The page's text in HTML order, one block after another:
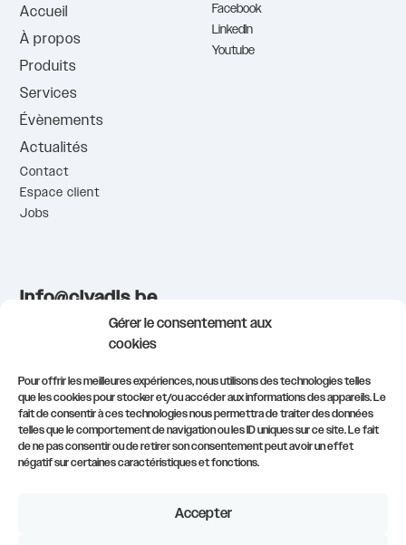
Gérer le consentement aux
cookies
Pour offrir les meilleures expériences, nous utilisons des technologies telles
que les cookies pour stocker et/ou accéder aux informations des appareils. Le
fait de consentir à ces technologies nous permettra de traiter des données
telles que le comportement de navigation ou les ID uniques sur ce site. Le fait
de ne pas consentir ou de retirer son consentement peut avoir un effet
négatif sur certaines caractéristiques et fonctions.
Accepter
Accueil
À propos
Produits
Services
Évènements
Actualités
Contact
Espace client
Jobs
Facebook
LinkedIn
Youtube
info@civadis.be
demonstrations@civadis.be
formations@civadis.be
081/554.511
S’inscrire à notre newsletter